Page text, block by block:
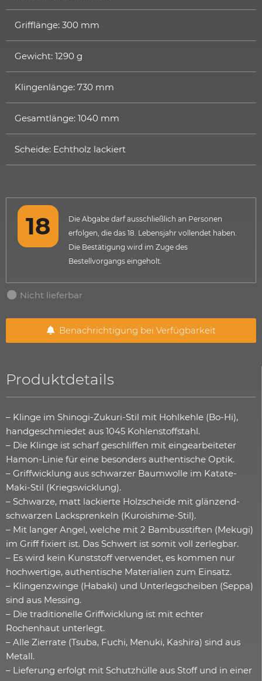
Grifflänge: 300 mm
Gewicht: 1290 g
Klingenlänge: 730 mm
Gesamtlänge: 1040 mm
Scheide: Echtholz lackiert
Die Abgabe darf ausschließlich an Personen
erfolgen, die das 18. Lebensjahr vollendet haben.
Die Bestätigung wird im Zuge des
Bestellvorgangs eingeholt.
Nicht lieferbar
Benachrichtigung bei Verfügbarkeit
Produktdetails
– Klinge im Shinogi-Zukuri-Stil mit Hohlkehle (Bo-Hi),
handgeschmiedet aus 1045 Kohlenstoffstahl.
– Die Klinge ist scharf geschliffen mit eingearbeiteter
Hamon-Linie für eine besonders authentische Optik.
– Griffwicklung aus schwarzer Baumwolle im Katate-
Maki-Stil (Kriegswicklung).
– Schwarze, matt lackierte Holzscheide mit glänzend-
schwarzen Lacksprenkeln (Kuroishime-Stil).
– Mit langer Angel, welche mit 2 Bambusstiften (Mekugi)
im Griff fixiert ist. Das Schwert ist somit voll zerlegbar.
– Es wird kein Kunststoff verwendet, es kommen nur
hochwertige, authentische Materialien zum Einsatz.
– Klingenzwinge (Habaki) und Unterlegscheiben (Seppa)
sind aus Messing.
– Die traditionelle Griffwicklung ist mit echter
Rochenhaut unterlegt.
– Alle Zierrate (Tsuba, Fuchi, Menuki, Kashira) sind aus
Metall.
– Lieferung erfolgt mit Schutzhülle aus Stoff und in einer